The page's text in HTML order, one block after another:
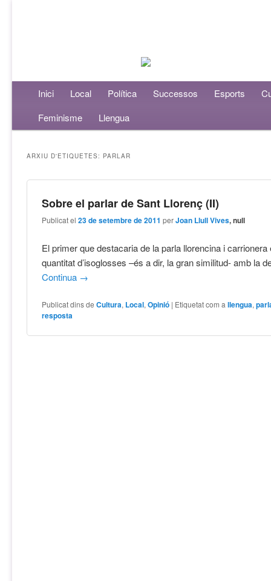
Menú principalAneu al contingut principal
Aneu al contingut secundari
Inici Local Política Successos Esports
Feminisme
Llengua
ARXIU D'ETIQUETES: PARLAR
Sobre el parlar de Sant Llorenç (II)
Publicat el23 de setembre de 2011 perJoan Llull Vives, null
El primer que destacaria de la parla llorencina i carrionera
quantitat d’isoglosses –és a dir, la gran similitud- amb la
Continua →
Publicat dins de Cultura, Local,Opinió | Etiquetat com a llengua,
resposta